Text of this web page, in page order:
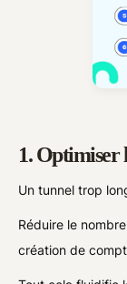
1. Optimiser
Un tunnel trop
Réduire le
création de